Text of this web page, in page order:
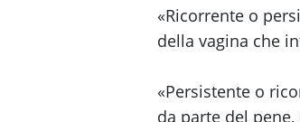
«Ricorrente o
della vagina che
«Persistente o
da parte del